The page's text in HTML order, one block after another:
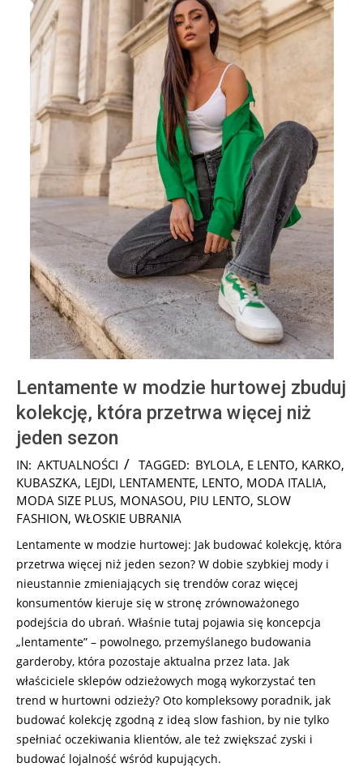
Lentamente w modzie hurtowej zbuduj
kolekcję, która przetrwa więcej niż
jeden sezon
2024-
12-
20
IN: AKTUALNOŚCI TAGGED: BYLOLA, E LENTO, KARKO,
KUBASZKA, LEJDI, LENTAMENTE, LENTO, MODA ITALIA,
MODA SIZE PLUS, MONASOU, PIU LENTO, SLOW
FASHION, WŁOSKIE UBRANIA
Lentamente w modzie hurtowej: Jak budować kolekcję, która
przetrwa więcej niż jeden sezon? W dobie szybkiej mody i
nieustannie zmieniających się trendów coraz więcej
konsumentów kieruje się w stronę zrównoważonego
podejścia do ubrań. Właśnie tutaj pojawia się koncepcja
„lentamente” – powolnego, przemyślanego budowania
garderoby, która pozostaje aktualna przez lata. Jak
właściciele sklepów odzieżowych mogą wykorzystać ten
trend w hurtowni odzieży? Oto kompleksowy poradnik, jak
budować kolekcję zgodną z ideą slow fashion, by nie tylko
spełniać oczekiwania klientów, ale też zwiększać zyski i
budować lojalność wśród kupujących.